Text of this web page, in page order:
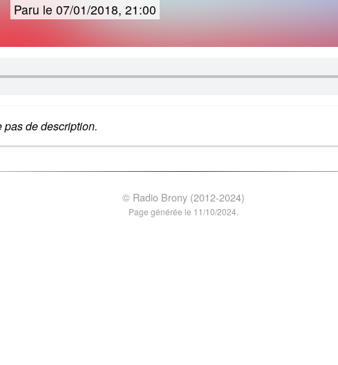
Paru le 07/01/2018, 21:00
pas de description.
© Radio Brony (2012-2024)
Page générée le 11/10/2024.